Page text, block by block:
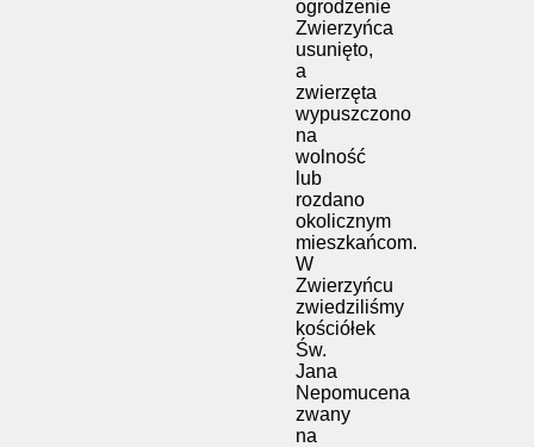
ogrodzenie
Zwierzyńca
usunięto,
a
zwierzęta
wypuszczono
na
wolność
lub
rozdano
okolicznym
mieszkańcom.
W
Zwierzyńcu
zwiedziliśmy
kościółek
Św.
Jana
Nepomucena
zwany
na